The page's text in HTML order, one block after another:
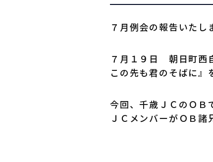
７月例会の報告いたし
７月１９日 朝日町
この先も君のそばに』
今回、千歳ＪＣのＯ
ＪＣメンバーがＯＢ諸